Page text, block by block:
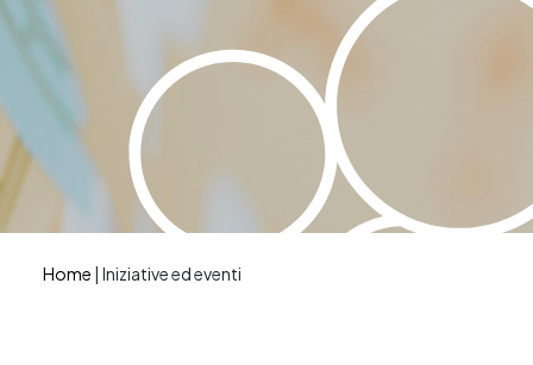
Home | Iniziative ed eventi